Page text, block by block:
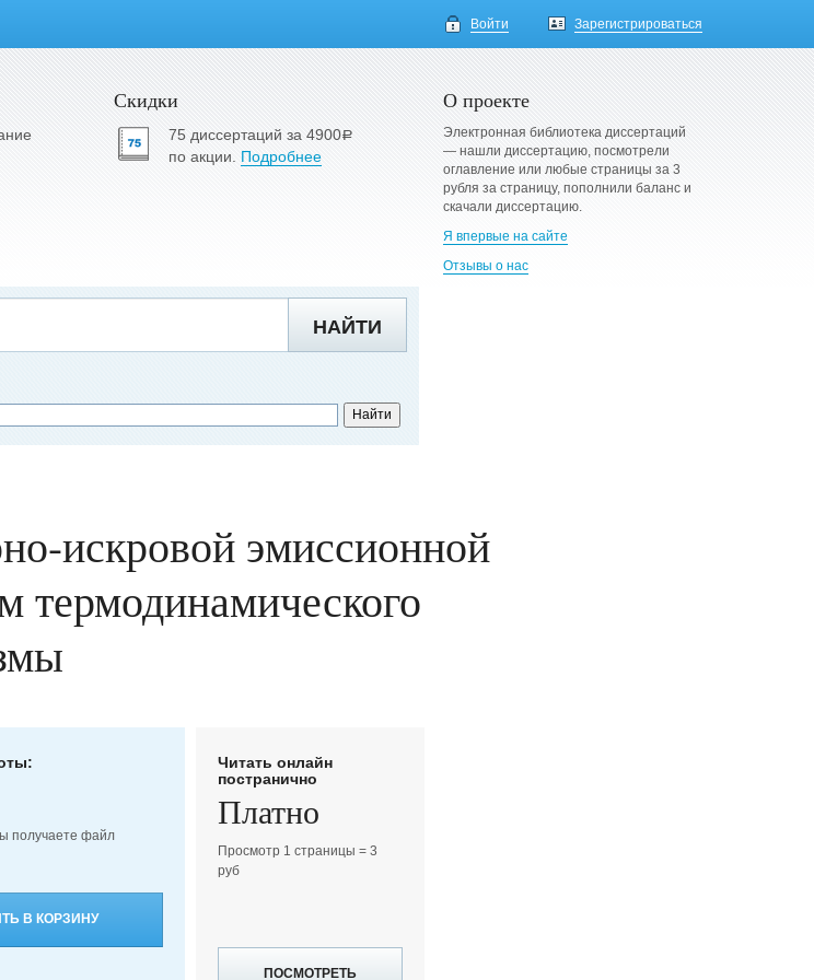
Войти Зарегистрироваться
Скидки
75 диссертаций за 4900a
по акции. Подробнее
О проекте
Электронная библиотека диссертаций
— нашли диссертацию, посмотрели
оглавление или любые страницы за 3
рубля за страницу, пополнили баланс и
скачали диссертацию.
Я впервые на сайте
Отзывы о нас
НАЙТИ
искровой эмиссионной
термодинамического
получаете файл
В КОРЗИНУ
Читать онлайн
постранично
Платно
Просмотр 1 страницы = 3
руб
ПОСМОТРЕТЬ